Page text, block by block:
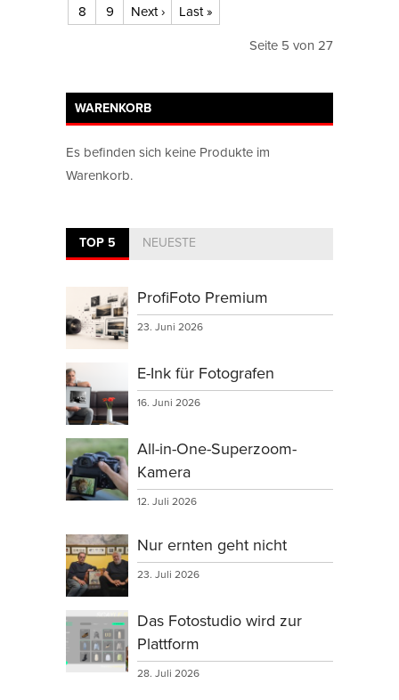
8
9 Next ›
Last »
Seite 5 von 27
WARENKORB
Es befinden sich keine Produkte im
Warenkorb.
TOP 5 NEUESTE
ProfiFoto Premium
23. Juni 2026
E-Ink für Fotografen
16. Juni 2026
All-in-One-Superzoom-
Kamera
12. Juli 2026
Nur ernten geht nicht
23. Juli 2026
Das Fotostudio wird zur
Plattform
28. Juli 2026